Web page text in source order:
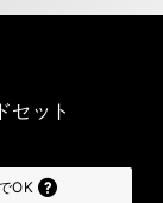
セット
OK